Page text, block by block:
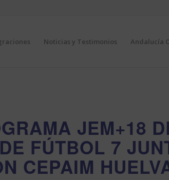
Noticias y Testimonios Andalucía
JEM+18
FÚTBOL 7
CEPAIM